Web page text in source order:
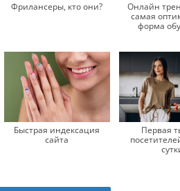
Фрилансеры, кто они?
Онлайн
самая
форма
Быстрая индексация
сайта
Первая